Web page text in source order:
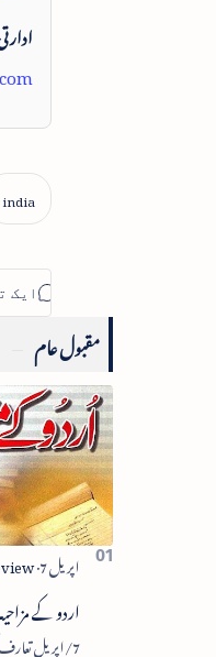
مقبول عام
اردو کے
7/اپریل